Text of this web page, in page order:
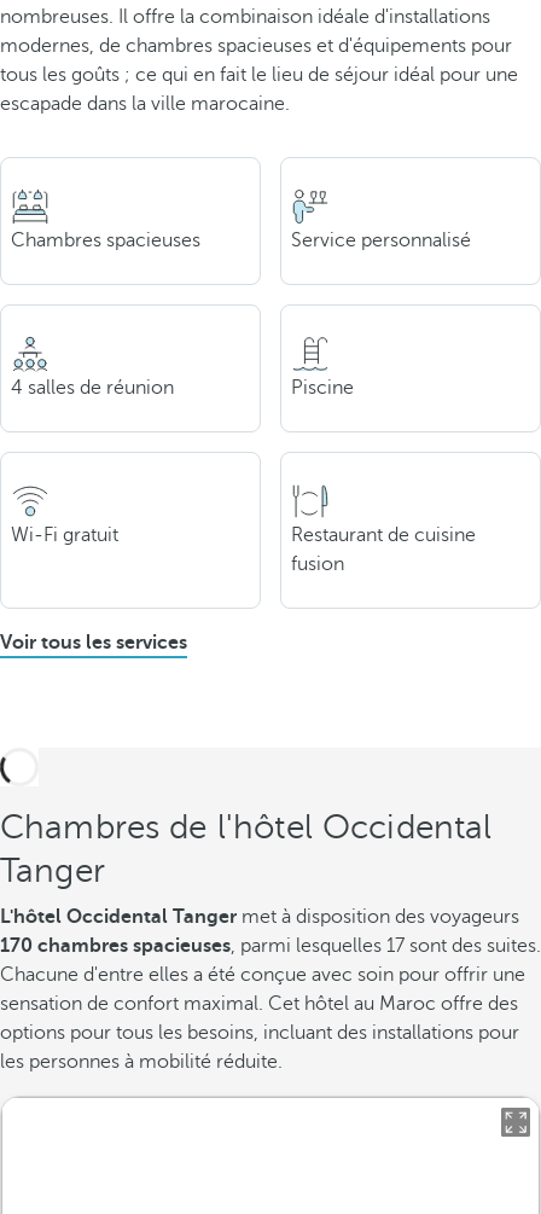
nombreuses. Il offre la combinaison idéale d'installations
modernes, de chambres spacieuses et d'équipements pour
tous les goûts ; ce qui en fait le lieu de séjour idéal pour une
escapade dans la ville marocaine.
Chambres spacieuses Service personnalisé
4 salles de réunion Piscine
Wi-Fi gratuit
Restaurant de cuisine
fusion
Voir tous les services
Chambres de l'hôtel Occidental
Tanger
L'hôtel Occidental Tanger met à disposition des voyageurs
170 chambres spacieuses, parmi lesquelles 17 sont des suites.
Chacune d'entre elles a été conçue avec soin pour offrir une
sensation de confort maximal. Cet hôtel au Maroc offre des
options pour tous les besoins, incluant des installations pour
les personnes à mobilité réduite.